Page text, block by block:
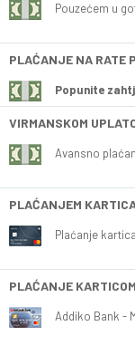
Pouzećem u
PLAĆANJE NA RATE
Popunite
VIRMANSKOM
Avansno
PLAĆANJEM
Plaćanje
PLAĆANJE
Addiko Bank -